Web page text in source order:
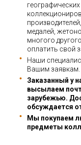
медалей,
многого
оплатить свой
Наши
Вашим заявкам.
Заказанный у
высылаем
зарубежью.
обсуждается
Мы покупаем
предметы